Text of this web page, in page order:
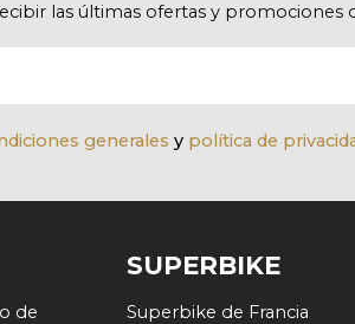
las últimas ofertas y promociones
generales y política de
de
SUPERBIKE
Superbike de Francia